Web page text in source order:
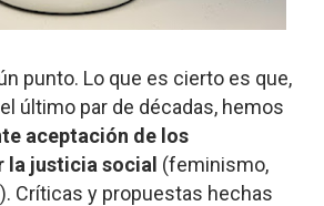
punto. Lo que es cierto es que,
último par de décadas, hemos
aceptación de los
justicia social (feminismo,
Críticas y propuestas hechas